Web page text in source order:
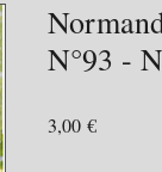
N°93 -
3,00 €Prix